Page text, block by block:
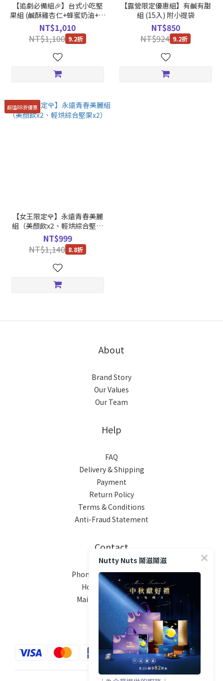
【追劇必備組🎉】台式小吃堅
果組 (鹹酥雞杏仁+蜂蜜奶油+鹹
蛋肉鬆腰果) 6入/盒
NT$1,010
NT$1,100 9.2折
【露營限定優惠組】有鹹有甜
組 (15入) 附小提袋
NT$850
NT$924 9.2折
超值88折優惠
【女王限定🌹】永遠青春美麗
組（美顏飲x2、輕烘綜合堅果
x2）
NT$999
NT$1,140 8.8折
About
Brand Story
Our Values
Our Team
Help
FAQ
Delivery & Shipping
Payment
Return Policy
Terms & Conditions
Anti-Fraud Statement
Contact
Phone / XX-XXX-XXX-XXX
Hours / XXXX-XXXX
Mail / XXX@XXXX.COM
Nutty Nuts 鬧滋鬧滋